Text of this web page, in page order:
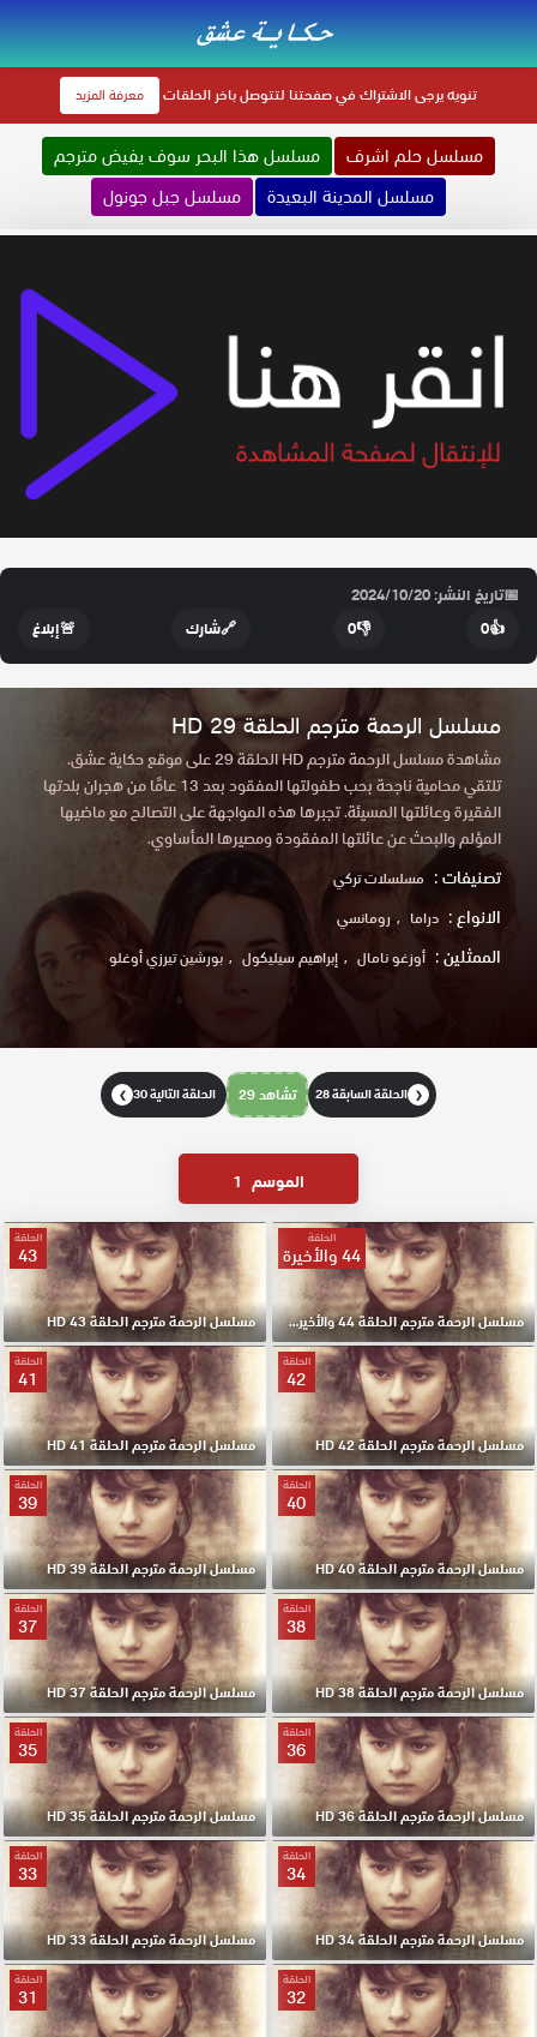
تنويهيرجى الاشتراك في صفحتنا لتتوصل باخر الحلقات معرفة المزيد
مسلسل حلم اشرف
مسلسل هذا البحر سوف يفيض مترجم
مسلسل المدينة البعيدة
مسلسل جبل جونول
📅تاريخ النشر: 2024/10/20
👍
0
👎
0
🔗شارك 🚨إبلاغ
مسلسل الرحمة مترجم الحلقة 29 HD
مشاهدة مسلسل الرحمة مترجم HD الحلقة 29 على موقع حكاية عشق.
تلتقي محامية ناجحة بحب طفولتها المفقود بعد 13 عامًا من هجران بلدتها
الفقيرة وعائلتها المسيئة. تجبرها هذه المواجهة على التصالح مع ماضيها
المؤلم والبحث عن عائلتها المفقودة ومصيرها المأساوي.
تصنيفات : مسلسلات تركي
الانواع : دراما رومانسي
الممثلين : أوزغو نامال إبراهيم سيليكول بورشين تيرزي أوغلو
❮ الحلقة السابقة 28 تشاهد 29 الحلقة التالية 30 ❯
الموسم 1
الحلقة
44 والأخيرة
مسلسل الرحمة مترجم الحلقة 44 والأخيرة HD
الحلقة
43
مسلسل الرحمة مترجم الحلقة 43 HD
الحلقة
42
مسلسل الرحمة مترجم الحلقة 42 HD
الحلقة
41
مسلسل الرحمة مترجم الحلقة 41 HD
الحلقة
40
مسلسل الرحمة مترجم الحلقة 40 HD
الحلقة
39
مسلسل الرحمة مترجم الحلقة 39 HD
الحلقة
38
مسلسل الرحمة مترجم الحلقة 38 HD
الحلقة
37
مسلسل الرحمة مترجم الحلقة 37 HD
الحلقة
36
مسلسل الرحمة مترجم الحلقة 36 HD
الحلقة
35
مسلسل الرحمة مترجم الحلقة 35 HD
الحلقة
34
مسلسل الرحمة مترجم الحلقة 34 HD
الحلقة
33
مسلسل الرحمة مترجم الحلقة 33 HD
الحلقة
32
الحلقة
31